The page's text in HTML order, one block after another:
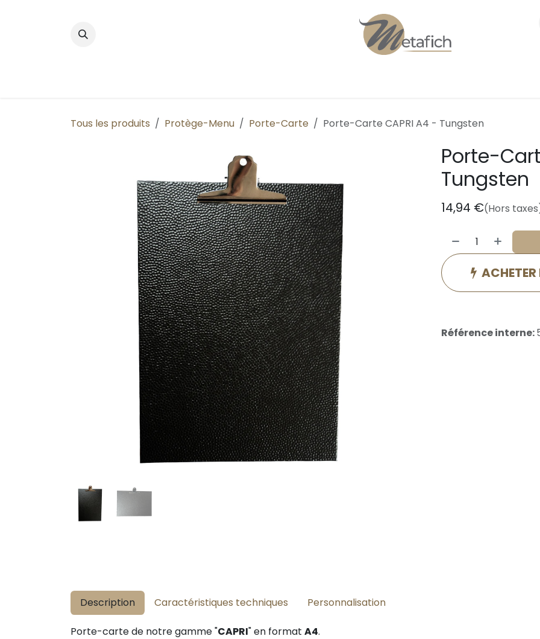
Tous les produits Protège-Menu Porte-Carte Porte-Carte CAPRI A4 - Tungsten
Porte-
Tungsten
14,94 €(Hors
Référence interne:
Description Caractéristiques techniques Personnalisation
Porte-carte de notre gamme "CAPRI" en format A4.